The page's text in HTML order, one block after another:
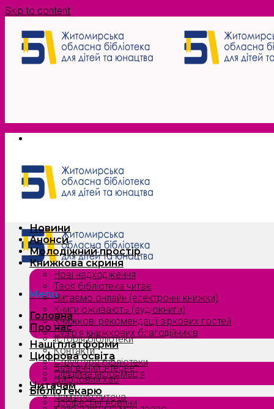
Skip to content
Menu
Головна
Про нас
Історія бібліотеки
Контакти
Структура бібліотеки
Офіційна інформація
Читачам
Пам’ятка читача
Новини
Анонси
Молодіжний простір
Книжкова скриня
Нові надходження
Твоя бібліотека читає
Читаємо онлайн (електронні книжки)
Книги оживають (аудіокниги)
Книжкові рекомендації зіркових гостей
Сузірʼя книжкових благодійників
Наші платформи
Цифрова освіта
Безпечний інтернет
Цифровий хаб
Бібліотекарю
Професійні новини